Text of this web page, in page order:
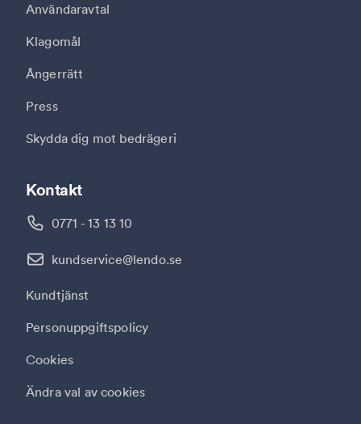
Kontakt
0771 - 13 13 10
kundservice@lendo.se
Kundtjänst
Personuppgiftspolicy
Cookies
Ändra val av cookies
Användaravtal
Klagomål
Ångerrätt
Press
Skydda dig mot bedrägeri